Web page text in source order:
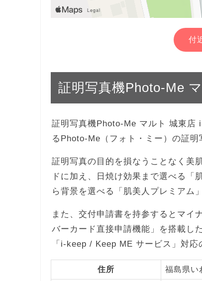
付
証明写真機Photo-Me
証明写真機Photo-Me マルト 城東店
るPhoto-Me（フォト・ミー）の証明
証明写真の目的を損なうことなく美
ドに加え、日焼け効果まで選べる「
ら背景を選べる「肌美人プレミアム
また、交付申請書を持参するとマイ
バーカード直接申請機能」を搭載し
「i-keep / Keep ME サービス」対応
住所 福島県い